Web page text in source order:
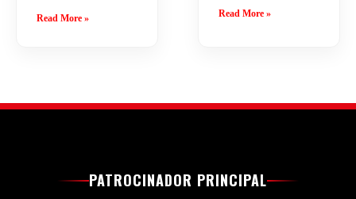
Read More » Read More »
PATROCINADOR PRINCIPAL